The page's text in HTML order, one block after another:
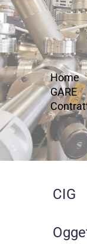
Home
GARE
CIG